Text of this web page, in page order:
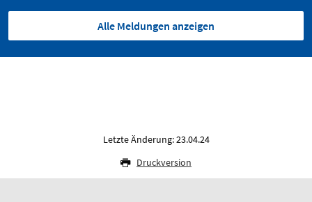
Alle Meldungen anzeigen
Letzte Änderung: 23.04.24
Druckversion